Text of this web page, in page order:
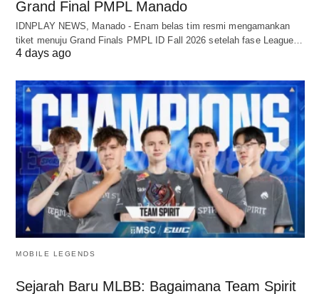
Grand Final PMPL Manado
IDNPLAY NEWS, Manado - Enam belas tim resmi mengamankan
tiket menuju Grand Finals PMPL ID Fall 2026 setelah fase League…
4 days ago
MOBILE LEGENDS
Sejarah Baru MLBB: Bagaimana Team Spirit